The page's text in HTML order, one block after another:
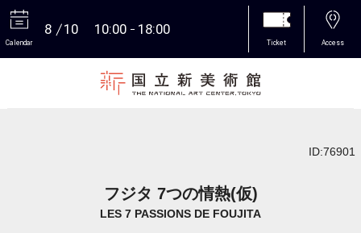
Calendar
8 10 10:00 18:00
Ticket Access
ID:76901
フジタ 7つの情熱(仮)
LES 7 PASSIONS DE FOUJITA